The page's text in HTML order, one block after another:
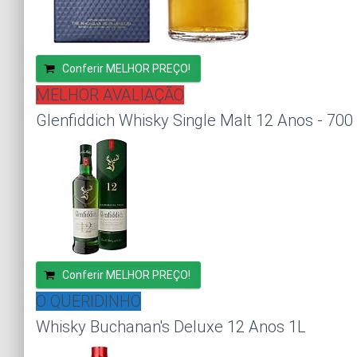
Conferir MELHOR PREÇO!
MELHOR AVALIAÇÃO
Glenfiddich Whisky Single Malt 12 Anos -
Conferir MELHOR PREÇO!
O QUERIDINHO
Whisky Buchanan's Deluxe 12 Anos 1L